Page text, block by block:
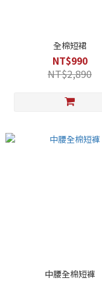
全棉短裙
NT$990
NT$2,890
中腰全棉短褲